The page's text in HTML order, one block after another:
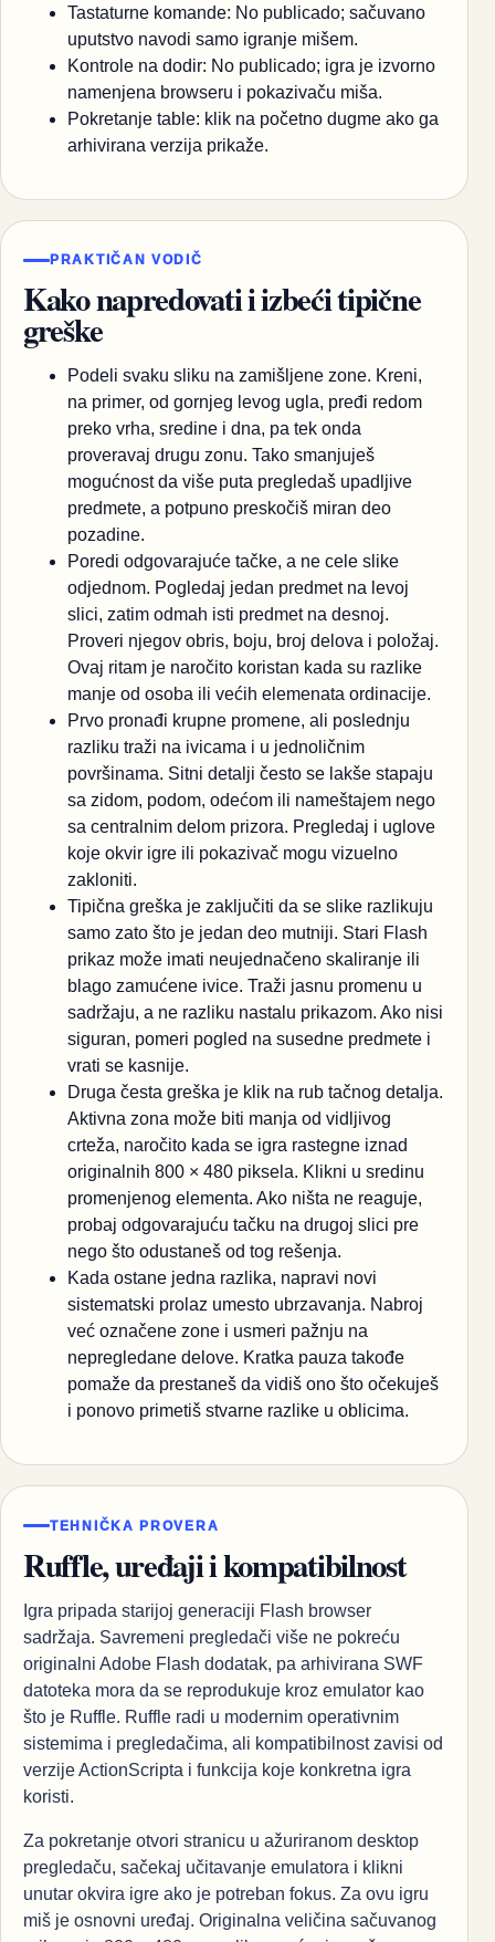
Tastaturne komande: No publicado; sačuvano
uputstvo navodi samo igranje mišem.
Kontrole na dodir: No publicado; igra je izvorno
namenjena browseru i pokazivaču miša.
Pokretanje table: klik na početno dugme ako ga
arhivirana verzija prikaže.
PRAKTIČAN VODIČ
Kako napredovati i izbeći tipične
greške
Podeli svaku sliku na zamišljene zone. Kreni,
na primer, od gornjeg levog ugla, pređi redom
preko vrha, sredine i dna, pa tek onda
proveravaj drugu zonu. Tako smanjuješ
mogućnost da više puta pregledaš upadljive
predmete, a potpuno preskočiš miran deo
pozadine.
Poredi odgovarajuće tačke, a ne cele slike
odjednom. Pogledaj jedan predmet na levoj
slici, zatim odmah isti predmet na desnoj.
Proveri njegov obris, boju, broj delova i položaj.
Ovaj ritam je naročito koristan kada su razlike
manje od osoba ili većih elemenata ordinacije.
Prvo pronađi krupne promene, ali poslednju
razliku traži na ivicama i u jednoličnim
površinama. Sitni detalji često se lakše stapaju
sa zidom, podom, odećom ili nameštajem nego
sa centralnim delom prizora. Pregledaj i uglove
koje okvir igre ili pokazivač mogu vizuelno
zakloniti.
Tipična greška je zaključiti da se slike razlikuju
samo zato što je jedan deo mutniji. Stari Flash
prikaz može imati neujednačeno skaliranje ili
blago zamućene ivice. Traži jasnu promenu u
sadržaju, a ne razliku nastalu prikazom. Ako nisi
siguran, pomeri pogled na susedne predmete i
vrati se kasnije.
Druga česta greška je klik na rub tačnog detalja.
Aktivna zona može biti manja od vidljivog
crteža, naročito kada se igra rastegne iznad
originalnih 800 × 480 piksela. Klikni u sredinu
promenjenog elementa. Ako ništa ne reaguje,
probaj odgovarajuću tačku na drugoj slici pre
nego što odustaneš od tog rešenja.
Kada ostane jedna razlika, napravi novi
sistematski prolaz umesto ubrzavanja. Nabroj
već označene zone i usmeri pažnju na
nepregledane delove. Kratka pauza takođe
pomaže da prestaneš da vidiš ono što očekuješ
i ponovo primetiš stvarne razlike u oblicima.
TEHNIČKA PROVERA
Ruffle, uređaji i kompatibilnost
Igra pripada starijoj generaciji Flash browser
sadržaja. Savremeni pregledači više ne pokreću
originalni Adobe Flash dodatak, pa arhivirana SWF
datoteka mora da se reprodukuje kroz emulator kao
što je Ruffle. Ruffle radi u modernim operativnim
sistemima i pregledačima, ali kompatibilnost zavisi od
verzije ActionScripta i funkcija koje konkretna igra
koristi.
Za pokretanje otvori stranicu u ažuriranom desktop
pregledaču, sačekaj učitavanje emulatora i klikni
unutar okvira igre ako je potreban fokus. Za ovu igru
miš je osnovni uređaj. Originalna veličina sačuvanog